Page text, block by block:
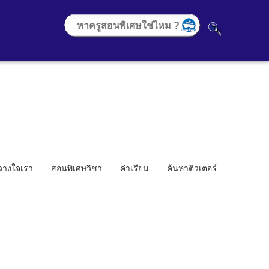
งใจเรา สอนพิเศษวิชา ค่าเรียน ค้นหาติวเตอร์